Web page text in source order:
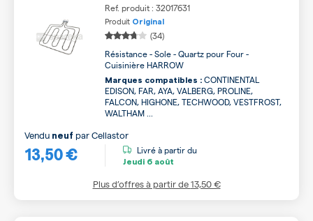
Ref. produit : 32017631
Produit Original
(34)
Résistance - Sole - Quartz pour Four -
Cuisinière HARROW
Marques compatibles : CONTINENTAL
EDISON, FAR, AYA, VALBERG, PROLINE,
FALCON, HIGHONE, TECHWOOD, VESTFROST,
WALTHAM ...
13,50 €
Vendu neuf parCellastor
Livré à partir du
Jeudi 6 août
Plus d’offres à partir de13,50 €